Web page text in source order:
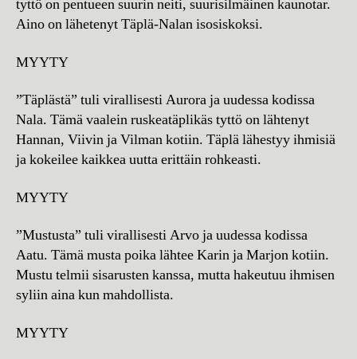
tyttö on pentueen suurin neiti, suurisilmäinen kaunotar.
Aino on lähetenyt Täplä-Nalan isosiskoksi.
MYYTY
”Täplästä” tuli virallisesti Aurora ja uudessa kodissa
Nala. Tämä vaalein ruskeatäplikäs tyttö on lähtenyt
Hannan, Viivin ja Vilman kotiin. Täplä lähestyy ihmisiä
ja kokeilee kaikkea uutta erittäin rohkeasti.
MYYTY
”Mustusta” tuli virallisesti Arvo ja uudessa kodissa
Aatu. Tämä musta poika lähtee Karin ja Marjon kotiin.
Mustu telmii sisarusten kanssa, mutta hakeutuu ihmisen
syliin aina kun mahdollista.
MYYTY